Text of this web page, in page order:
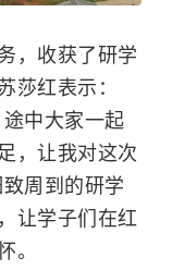
，收获了研学
莎红表示：
中大家一起
，让我对这次
周到的研学
让学子们在红
。